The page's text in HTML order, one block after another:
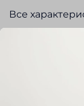
Все
Отзывов еще